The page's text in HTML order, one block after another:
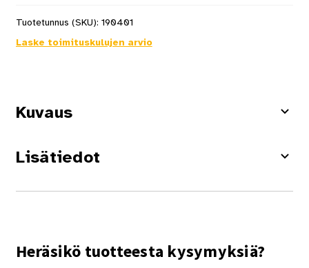
Tuotetunnus (SKU): 190401
Laske toimituskulujen arvio
Kuvaus
Lisätiedot
Heräsikö tuotteesta kysymyksiä?